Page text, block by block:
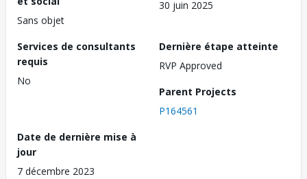
Sans objet
30 juin 2025
Services de consultants
requis
No
Dernière étape atteinte
RVP Approved
Parent Projects
P164561
Date de dernière mise à
jour
7 décembre 2023